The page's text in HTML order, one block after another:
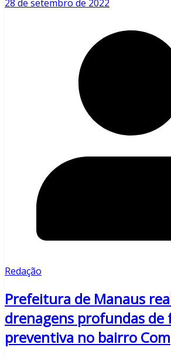
28 de setembro de 2022
Redação
Prefeitura de Manaus
drenagens profundas de
preventiva no bairro